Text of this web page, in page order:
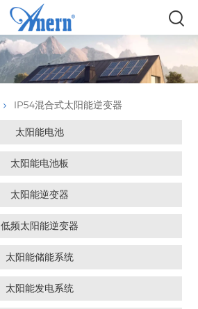
IP54混合式太阳能逆变器
太阳能电池
太阳能电池板
太阳能逆变器
低频太阳能逆变器
太阳能储能系统
太阳能发电系统